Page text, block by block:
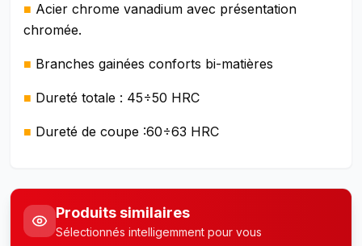
■ Acier chrome vanadium avec présentation
chromée.
■ Branches gainées conforts bi-matières
■ Dureté totale : 45÷50 HRC
■ Dureté de coupe :60÷63 HRC
Produits similaires
Sélectionnés intelligemment pour vous